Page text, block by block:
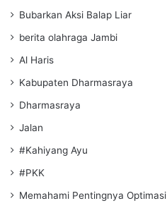
Bubarkan Aksi Balap Liar
berita olahraga Jambi
Al Haris
Kabupaten Dharmasraya
Dharmasraya
Jalan
#Kahiyang Ayu
#PKK
Memahami Pentingnya Optimasi